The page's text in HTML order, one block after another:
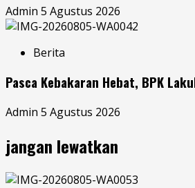
Admin 5 Agustus 2026
Berita
Pasca Kebakaran Hebat, BPK
Admin 5 Agustus 2026
jangan lewatkan